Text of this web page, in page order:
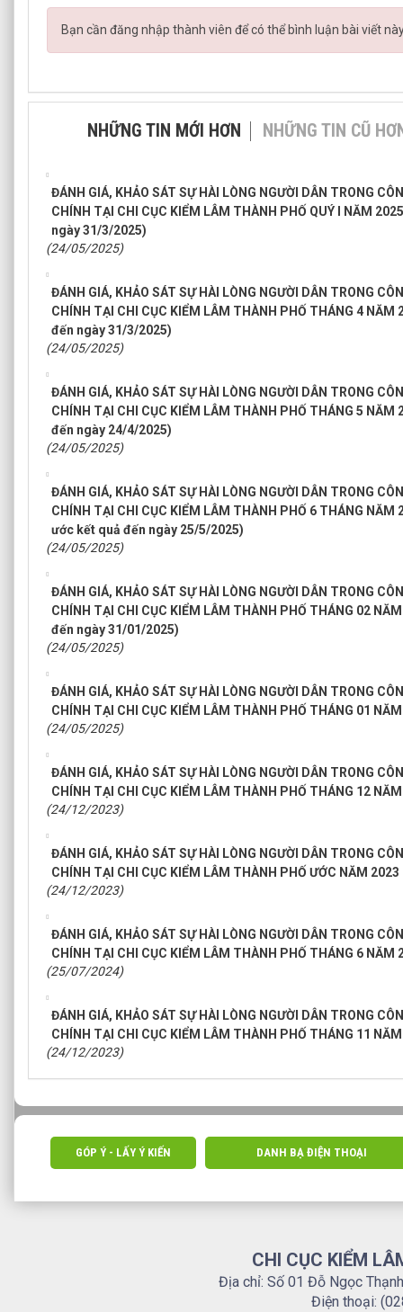
Bạn cần đăng nhập thành viên để có thể bình luận bài viết
NHỮNG TIN MỚI HƠN NHỮNG TIN CŨ
ĐÁNH GIÁ, KHẢO SÁT SỰ HÀI LÒNG NGƯỜI DÂN TRONG
CHÍNH TẠI CHI CỤC KIỂM LÂM THÀNH PHỐ QUÝ I NĂM
ngày 31/3/2025)
(24/05/2025)
ĐÁNH GIÁ, KHẢO SÁT SỰ HÀI LÒNG NGƯỜI DÂN TRONG
CHÍNH TẠI CHI CỤC KIỂM LÂM THÀNH PHỐ THÁNG 4
đến ngày 31/3/2025)
(24/05/2025)
ĐÁNH GIÁ, KHẢO SÁT SỰ HÀI LÒNG NGƯỜI DÂN TRONG
CHÍNH TẠI CHI CỤC KIỂM LÂM THÀNH PHỐ THÁNG 5
đến ngày 24/4/2025)
(24/05/2025)
ĐÁNH GIÁ, KHẢO SÁT SỰ HÀI LÒNG NGƯỜI DÂN TRONG
CHÍNH TẠI CHI CỤC KIỂM LÂM THÀNH PHỐ 6 THÁNG
ước kết quả đến ngày 25/5/2025)
(24/05/2025)
ĐÁNH GIÁ, KHẢO SÁT SỰ HÀI LÒNG NGƯỜI DÂN TRONG
CHÍNH TẠI CHI CỤC KIỂM LÂM THÀNH PHỐ THÁNG 02
đến ngày 31/01/2025)
(24/05/2025)
ĐÁNH GIÁ, KHẢO SÁT SỰ HÀI LÒNG NGƯỜI DÂN TRONG
CHÍNH TẠI CHI CỤC KIỂM LÂM THÀNH PHỐ THÁNG 01
(24/05/2025)
ĐÁNH GIÁ, KHẢO SÁT SỰ HÀI LÒNG NGƯỜI DÂN TRONG
CHÍNH TẠI CHI CỤC KIỂM LÂM THÀNH PHỐ THÁNG 12
(24/12/2023)
ĐÁNH GIÁ, KHẢO SÁT SỰ HÀI LÒNG NGƯỜI DÂN TRONG
CHÍNH TẠI CHI CỤC KIỂM LÂM THÀNH PHỐ ƯỚC NĂM 2023
(24/12/2023)
ĐÁNH GIÁ, KHẢO SÁT SỰ HÀI LÒNG NGƯỜI DÂN TRONG
CHÍNH TẠI CHI CỤC KIỂM LÂM THÀNH PHỐ THÁNG 6 NĂM
(25/07/2024)
ĐÁNH GIÁ, KHẢO SÁT SỰ HÀI LÒNG NGƯỜI DÂN TRONG
CHÍNH TẠI CHI CỤC KIỂM LÂM THÀNH PHỐ THÁNG 11
(24/12/2023)
GÓP Ý - LẤY Ý KIẾN DANH BẠ ĐIỆN THOẠI
CHI CỤC KIỂM
Địa chỉ: Số 01 Đỗ Ngọc
Điện thoại: